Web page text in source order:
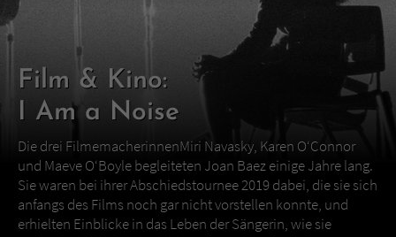
Film & Kino:
I Am a Noise
Die drei FilmemacherinnenMiri Navasky, Karen O‘Connor
und Maeve O‘Boyle begleiteten Joan Baez einige Jahre lang.
Sie waren bei ihrer Abschiedstournee 2019 dabei, die sie sich
anfangs des Films noch gar nicht vorstellen konnte, und
erhielten Einblicke in das Leben der Sängerin, wie sie